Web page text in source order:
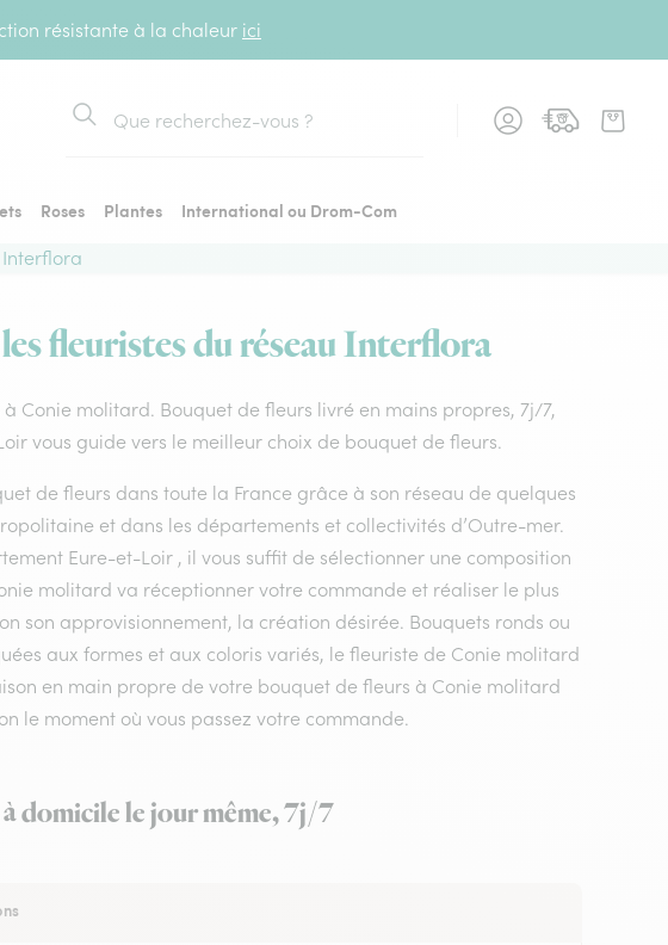
résistante à la chaleur ici
Rechercher
Roses Plantes
International ou Drom-Com
fleuristes du réseau Interflora
Conie molitard. Bouquet de fleurs livré en mains propres, 7j/7,
vous guide vers le meilleur choix de bouquet de fleurs.
de fleurs dans toute la France grâce à son réseau de quelques
et dans les départements et collectivités d’Outre-mer.
Eure-et-Loir , il vous suffit de sélectionner une composition
molitard va réceptionner votre commande et réaliser le plus
son approvisionnement, la création désirée. Bouquets ronds ou
aux formes et aux coloris variés, le fleuriste de Conie molitard
en main propre de votre bouquet de fleurs à Conie molitard
le moment où vous passez votre commande.
domicile le jour même, 7j/7